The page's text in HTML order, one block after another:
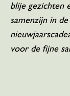
blije gezichten
samenzijn in
voor de fijne